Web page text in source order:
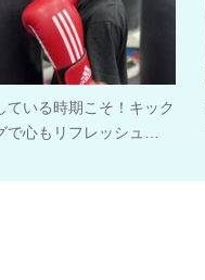
ている時期こそ！キック
で心もリフレッシュ…